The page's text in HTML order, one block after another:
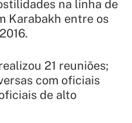
na linha de
Karabakh entre os
21 reuniões;
com oficiais
de alto